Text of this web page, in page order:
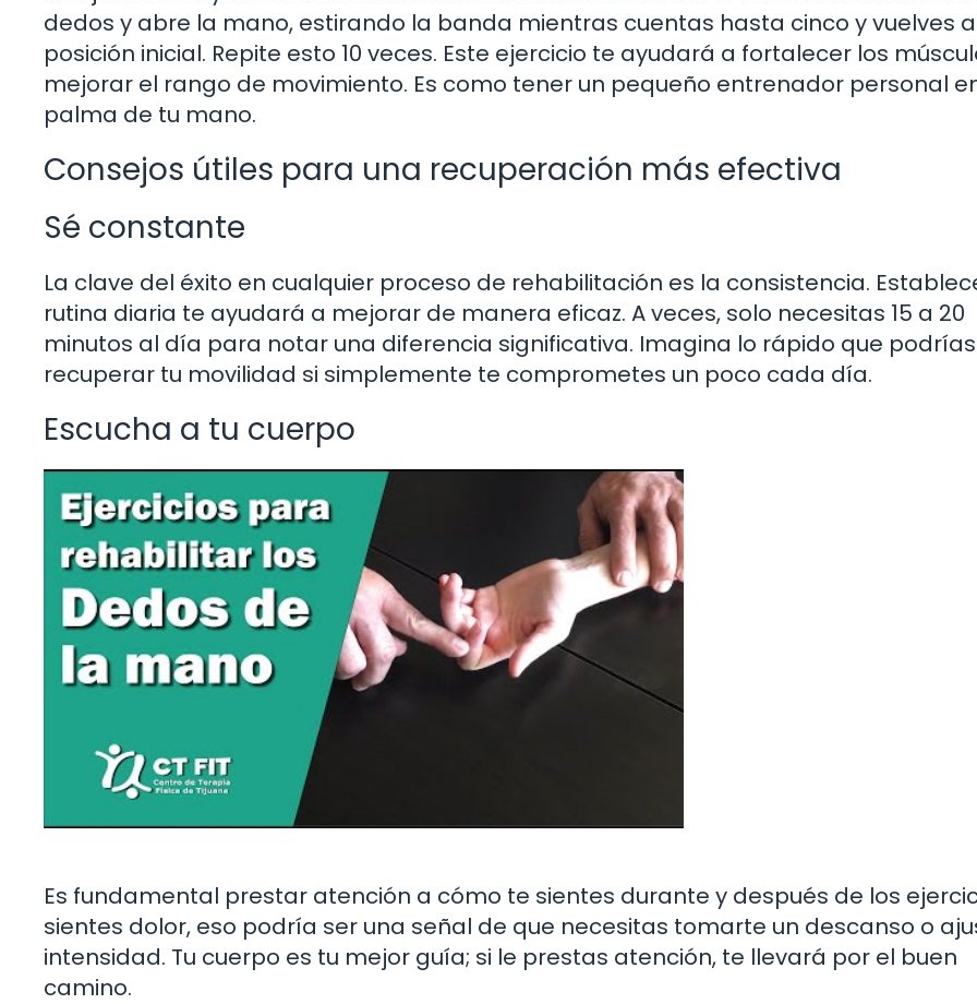
dedos y abre la mano, estirando la banda mientras cuentas hasta cinco y vuelves
posición inicial. Repite esto 10 veces. Este ejercicio te ayudará a fortalecer los
mejorar el rango de movimiento. Es como tener un pequeño entrenador personal
palma de tu mano.
Consejos útiles para una recuperación más efectiva
Sé constante
La clave del éxito en cualquier proceso de rehabilitación es la consistencia.
rutina diaria te ayudará a mejorar de manera eficaz. A veces, solo necesitas 15 a 20
minutos al día para notar una diferencia significativa. Imagina lo rápido que podrías
recuperar tu movilidad si simplemente te comprometes un poco cada día.
Escucha a tu cuerpo
Es fundamental prestar atención a cómo te sientes durante y después de los
sientes dolor, eso podría ser una señal de que necesitas tomarte un descanso o
intensidad. Tu cuerpo es tu mejor guía; si le prestas atención, te llevará por el buen
camino.